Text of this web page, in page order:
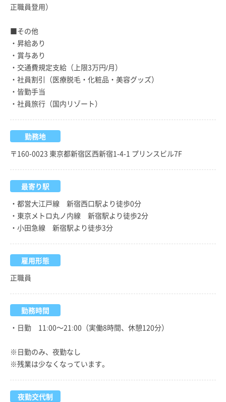
正職員登用）
■その他
・昇給あり
・賞与あり
・交通費規定支給（上限3万円/月）
・社員割引（医療脱毛・化粧品・美容グッズ）
・皆勤手当
・社員旅行（国内リゾート）
勤務地
〒160-0023 東京都新宿区西新宿1-4-1 プリンスビル7F
最寄り駅
・都営大江戸線 新宿西口駅より徒歩0分
・東京メトロ丸ノ内線 新宿駅より徒歩2分
・小田急線 新宿駅より徒歩3分
雇用形態
正職員
勤務時間
・日勤 11:00～21:00（実働8時間、休憩120分）
※日勤のみ、夜勤なし
※残業は少なくなっています。
夜勤交代制